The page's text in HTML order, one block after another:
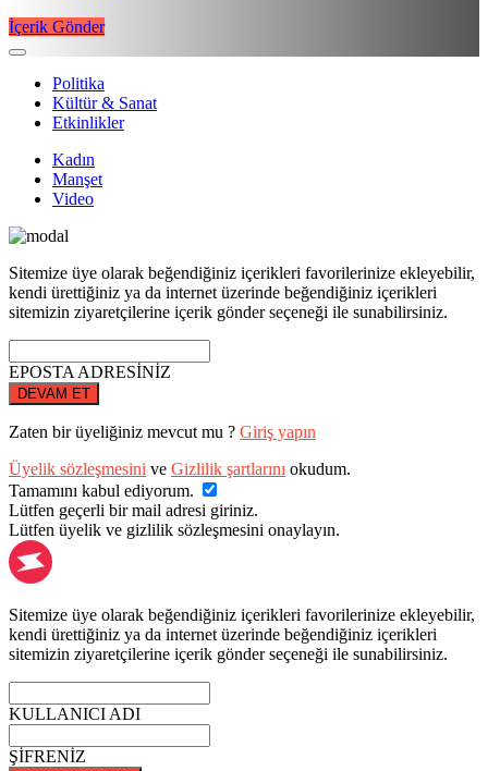
İçerik Gönder
Politika
Kültür & Sanat
Etkinlikler
Kadın
Manşet
Video
Sitemize üye olarak beğendiğiniz içerikleri favorilerinize ekleyebilir,
kendi ürettiğiniz ya da internet üzerinde beğendiğiniz içerikleri
sitemizin ziyaretçilerine içerik gönder seçeneği ile sunabilirsiniz.
EPOSTA ADRESİNİZ
DEVAM ET
Zaten bir üyeliğiniz mevcut mu ? Giriş yapın
Üyelik sözleşmesini ve Gizlilik şartlarını okudum.
Tamamını kabul ediyorum.
Lütfen geçerli bir mail adresi giriniz.
Lütfen üyelik ve gizlilik sözleşmesini onaylayın.
Sitemize üye olarak beğendiğiniz içerikleri favorilerinize ekleyebilir,
kendi ürettiğiniz ya da internet üzerinde beğendiğiniz içerikleri
sitemizin ziyaretçilerine içerik gönder seçeneği ile sunabilirsiniz.
KULLANICI ADI
ŞİFRENİZ